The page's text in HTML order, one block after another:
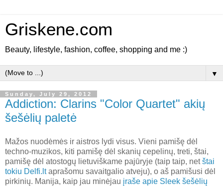
Griskene.com
Beauty, lifestyle, fashion, coffee, shopping and me :)
▼
Sunday, July 29, 2012
Addiction: Clarins "Color Quartet" akių
šešėlių paletė
Mažos nuodėmės ir aistros lydi visus. Vieni pamišę dėl
techno-muzikos, kiti pamišę dėl skanių cepelinų, treti, štai,
pamišę dėl atostogų lietuviškame pajūryje (taip taip, netštai
tokiu Delfi.ltaprašomu savaitgalio atveju), o aš pamišusi dėl
pirkinių. Manija, kaip jau minėjau įraše apie Sleek šešėlių